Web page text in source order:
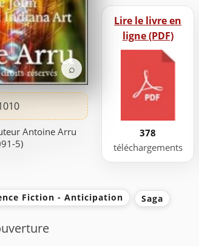
⌕
Antoine Arru
5)
Lire le livre en
ligne (PDF)
378
téléchargements
Fiction - Anticipation Saga